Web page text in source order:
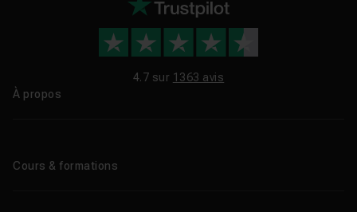
4.7 sur 1363 avis
À propos
Cours & formations